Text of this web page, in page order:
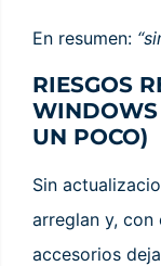
En resumen:
RIESGOS
WINDOWS
UN POCO)
Sin
arreglan y, con
accesorios